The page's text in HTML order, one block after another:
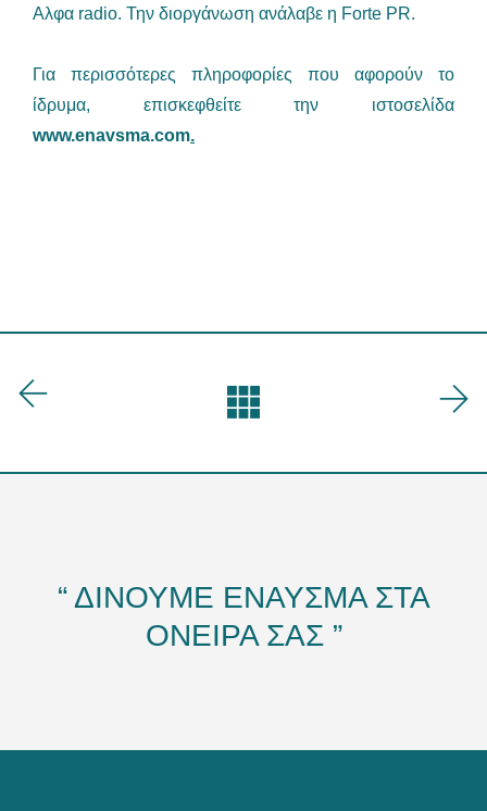
Αλφα radio. Την διοργάνωση ανάλαβε η Forte PR.
Για περισσότερες πληροφορίες που αφορούν το
ίδρυμα, επισκεφθείτε την ιστοσελίδα
www.enavsma.com.
“ ΔΙΝΟΥΜΕ ΕΝΑΥΣΜΑ ΣΤΑ
ΟΝΕΙΡΑ ΣΑΣ ”